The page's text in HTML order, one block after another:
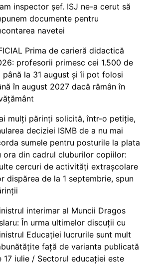
inspector șef. ISJ ne-a cerut să
documente pentru
navetei
Prima de carieră didactică
profesorii primesc cei 1.500 de
până la 31 august și îi pot folosi
în august 2027 dacă rămân în
mulți părinți solicită, într-o petiție,
deciziei ISMB de a nu mai
sumele pentru posturile la plata
ora din cadrul cluburilor copiilor:
cercuri de activități extrașcolare
dispărea de la 1 septembrie, spun
interimar al Muncii Dragos
În urma ultimelor discuții cu
Educației lucrurile sunt mult
față de varianta publicată
17 iulie / Sectorul educației este